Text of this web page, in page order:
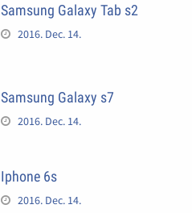
Samsung Galaxy Tab s2
2016. Dec. 14.
Samsung Galaxy s7
2016. Dec. 14.
Iphone 6s
2016. Dec. 14.